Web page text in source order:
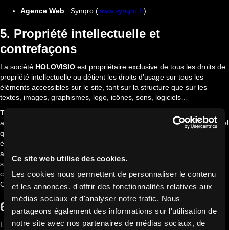
Ce site web utilise des cookies.
Les cookies nous permettent de personnaliser le contenu
et les annonces, d'offrir des fonctionnalités relatives aux
médias sociaux et d'analyser notre trafic. Nous
partageons également des informations sur l'utilisation de
notre site avec nos partenaires de médias sociaux, de
Agence Web : Synqro (www.synqro.fr)
5. Propriété intellectuelle et
contrefaçons
La société HOLOVISIO est propriétaire exclusive de tous les droits de
propriété intellectuelle ou détient les droits d’usage sur tous les
éléments accessibles sur le site, tant sur la structure que sur les
textes, images, graphismes, logo, icônes, sons, logiciels…
Toute reproduction, représentation, modification, publication,
adaptation totale ou partielle de l'un quelconque de ces éléments, quel
que soit le moyen ou le procédé utilisé, est interdite, sauf autorisation
écrite préalable de la société HOLOVISIO. Toute exploitation non
autorisée du site ou de l’un quelconque des éléments qu’il contient
sera considérée comme constitutive d’une contrefaçon et poursuivie
conformément aux dispositions des articles L.335-2 et suivants du
Code de Propriété Intellectuelle.
6. Limitation de responsabilité
Le sitewww.hologramme.coa pour objet de fournir une information